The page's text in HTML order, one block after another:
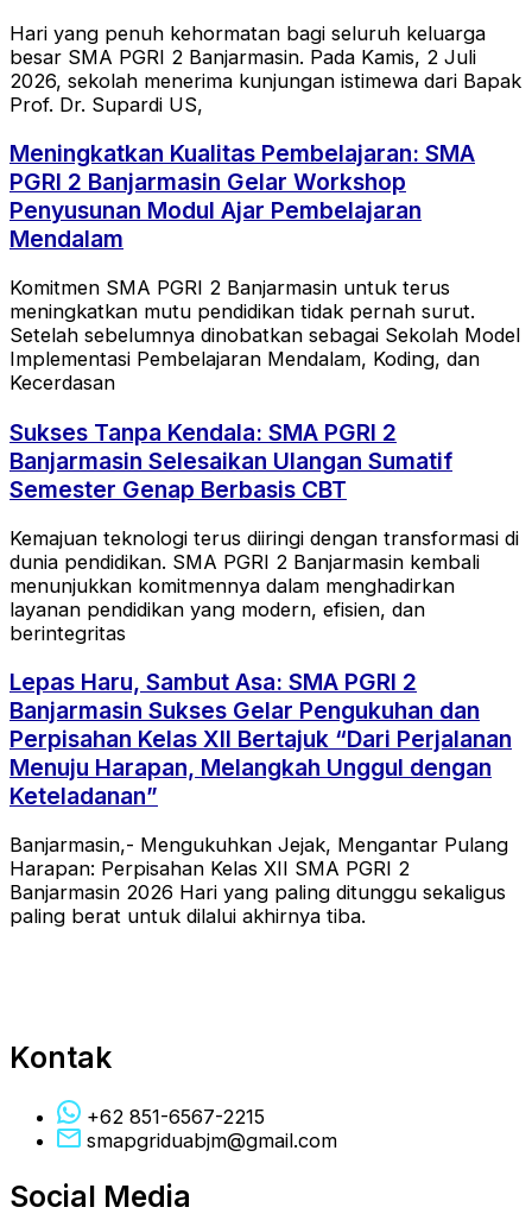
Hari yang penuh kehormatan bagi seluruh keluarga
besar SMA PGRI 2 Banjarmasin. Pada Kamis, 2 Juli
2026, sekolah menerima kunjungan istimewa dari Bapak
Prof. Dr. Supardi US,
Meningkatkan Kualitas Pembelajaran: SMA
PGRI 2 Banjarmasin Gelar Workshop
Penyusunan Modul Ajar Pembelajaran
Mendalam
Komitmen SMA PGRI 2 Banjarmasin untuk terus
meningkatkan mutu pendidikan tidak pernah surut.
Setelah sebelumnya dinobatkan sebagai Sekolah Model
Implementasi Pembelajaran Mendalam, Koding, dan
Kecerdasan
Sukses Tanpa Kendala: SMA PGRI 2
Banjarmasin Selesaikan Ulangan Sumatif
Semester Genap Berbasis CBT
Kemajuan teknologi terus diiringi dengan transformasi di
dunia pendidikan. SMA PGRI 2 Banjarmasin kembali
menunjukkan komitmennya dalam menghadirkan
layanan pendidikan yang modern, efisien, dan
berintegritas
Lepas Haru, Sambut Asa: SMA PGRI 2
Banjarmasin Sukses Gelar Pengukuhan dan
Perpisahan Kelas XII Bertajuk “Dari Perjalanan
Menuju Harapan, Melangkah Unggul dengan
Keteladanan”
Banjarmasin,- Mengukuhkan Jejak, Mengantar Pulang
Harapan: Perpisahan Kelas XII SMA PGRI 2
Banjarmasin 2026 Hari yang paling ditunggu sekaligus
paling berat untuk dilalui akhirnya tiba.
Kontak
+62 851-6567-2215
smapgriduabjm@gmail.com
Social Media